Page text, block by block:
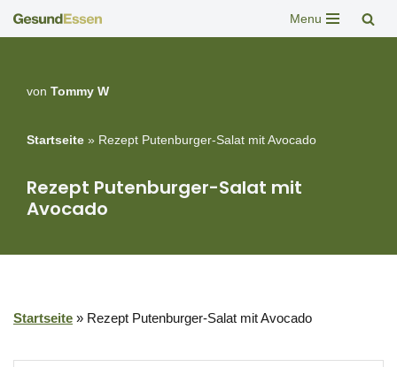
springen
Menu
von Tommy W
Startseite » Rezept Putenburger-Salat mit Avocado
Rezept Putenburger-Salat mit
Avocado
Startseite » Rezept Putenburger-Salat mit Avocado